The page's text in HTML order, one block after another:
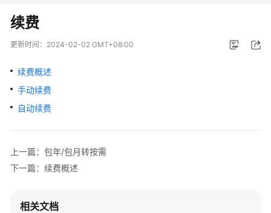
最
新
态
产
品
计
费
明
续费
更新时间： 2024-02-02 GMT+08:00
续费概述
手动续费
自动续费
上一篇：包年/包月转按需
下一篇：续费概述
相关文档